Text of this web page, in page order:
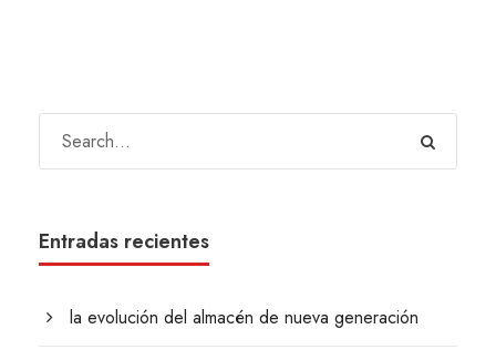
Entradas recientes
la evolución del almacén de nueva generación